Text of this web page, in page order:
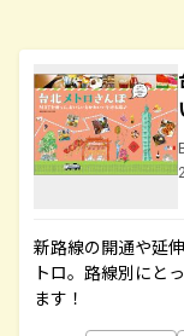
新路線の開通や延
トロ。路線別にと
ます！